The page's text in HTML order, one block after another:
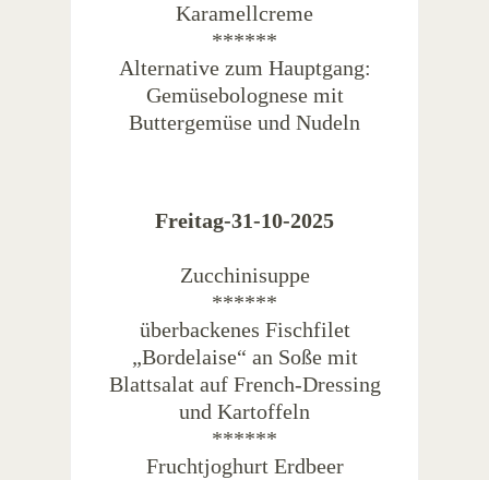
Karamellcreme
******
Alternative zum Hauptgang:
Gemüsebolognese mit
Buttergemüse und Nudeln
Freitag-31-10-2025
Zucchinisuppe
******
überbackenes Fischfilet
„Bordelaise“ an Soße mit
Blattsalat auf French-Dressing
und Kartoffeln
******
Fruchtjoghurt Erdbeer